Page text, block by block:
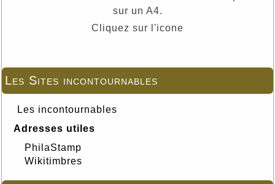
sur un A4.
Cliquez sur l'icone
Les Sites incontournables
Les incontournables
Adresses utiles
PhilaStamp
Wikitimbres